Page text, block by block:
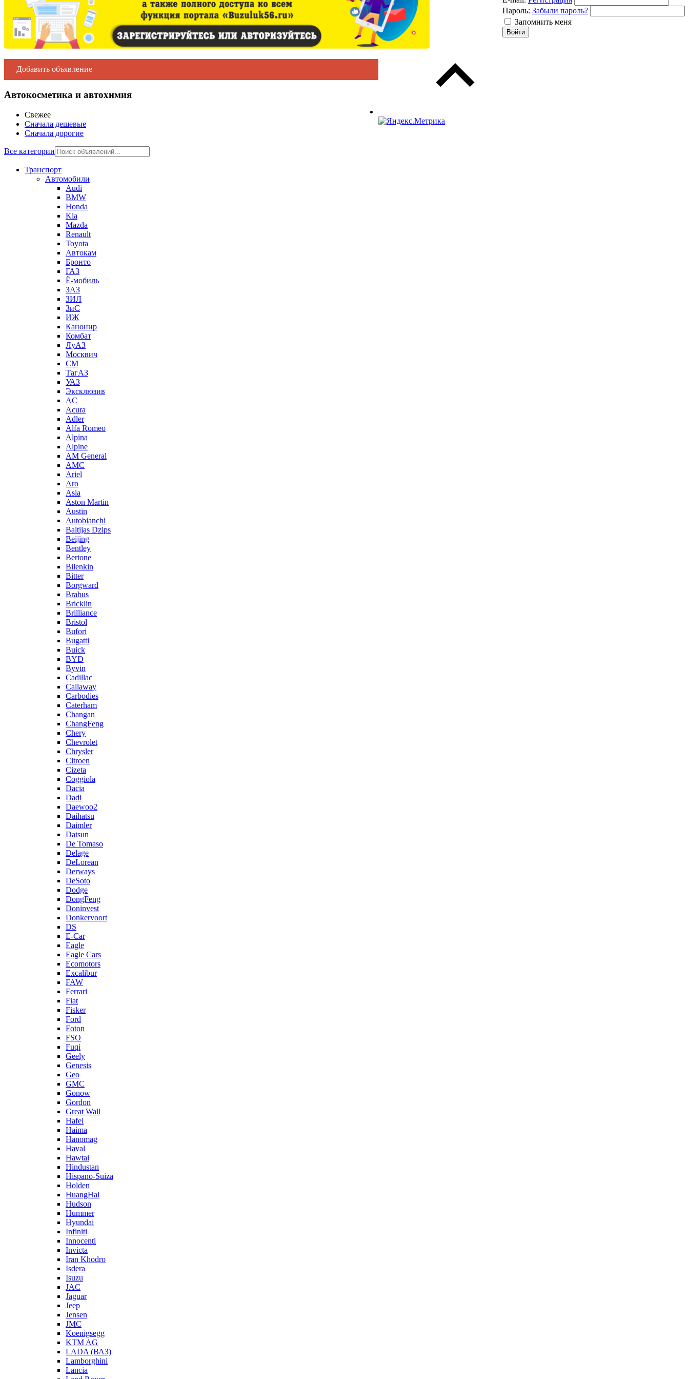
Добавить объявление
Автокосметика и автохимия
Свежее
Сначала дешевые
Сначала дорогие
Все категории
Транспорт
Автомобили
Audi
BMW
Honda
Kia
Mazda
Renault
Toyota
Автокам
Бронто
ГАЗ
Ё-мобиль
ЗАЗ
ЗИЛ
ЗиС
ИЖ
Канонир
Комбат
ЛуАЗ
Москвич
СМ
ТагАЗ
УАЗ
Эксклюзив
AC
Acura
Adler
Alfa Romeo
Alpina
Alpine
AM General
AMC
Ariel
Aro
Asia
Aston Martin
Austin
Autobianchi
Baltijas Dzips
Beijing
Bentley
Bertone
Bilenkin
Bitter
Borgward
Brabus
Bricklin
Brilliance
Bristol
Bufori
Bugatti
Buick
BYD
Byvin
Cadillac
Callaway
Carbodies
Caterham
Changan
ChangFeng
Chery
Chevrolet
Chrysler
Citroen
Cizeta
Coggiola
Dacia
Dadi
Daewoo2
Daihatsu
Daimler
Datsun
De Tomaso
Delage
DeLorean
Derways
DeSoto
Dodge
DongFeng
Doninvest
Donkervoort
DS
E-Car
Eagle
Eagle Cars
Ecomotors
Excalibur
FAW
Ferrari
Fiat
Fisker
Ford
Foton
FSO
Fuqi
Geely
Genesis
Geo
GMC
Gonow
Gordon
Great Wall
Hafei
Haima
Hanomag
Haval
Hawtai
Hindustan
Hispano-Suiza
Holden
HuangHai
Hudson
Hummer
Hyundai
Infiniti
Innocenti
Invicta
Iran Khodro
Isdera
Isuzu
JAC
Jaguar
Jeep
Jensen
JMC
Koenigsegg
KTM AG
LADA (ВАЗ)
Lamborghini
Lancia
Пароль: Забыли пароль?
Запомнить меня